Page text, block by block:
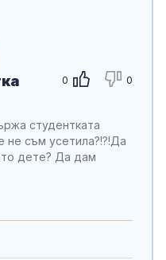
0 0
студентката
не съм усетила?!?!Да
дете? Да дам